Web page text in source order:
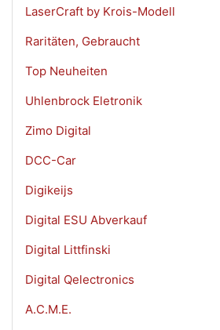
LaserCraft by Krois-Modell
Raritäten, Gebraucht
Top Neuheiten
Uhlenbrock Eletronik
Zimo Digital
DCC-Car
Digikeijs
Digital ESU Abverkauf
Digital Littfinski
Digital Qelectronics
A.C.M.E.